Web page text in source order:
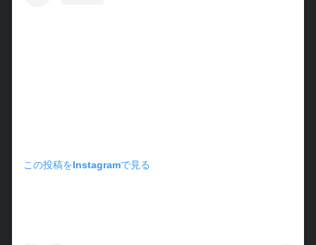
この投稿をInstagramで見る